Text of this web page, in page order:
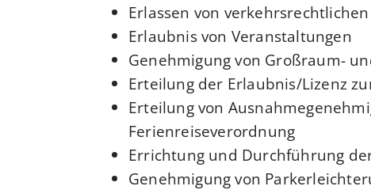
Erlassen von
Erlaubnis von Veranstaltungen
Genehmigung von Großraum-
Erteilung der Erlaubnis/Lizenz
Erteilung von
Ferienreiseverordnung
Errichtung und Durchführung
Genehmigung von